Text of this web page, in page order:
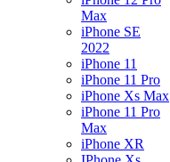
Max
iPhone SE
2022
iPhone 11
iPhone 11 Pro
iPhone Xs Max
iPhone 11 Pro
Max
iPhone XR